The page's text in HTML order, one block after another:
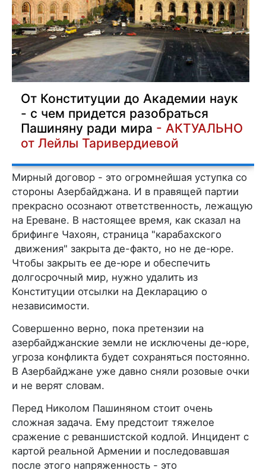
От Конституции до Академии наук
- с чем придется разобраться
Пашиняну ради мира - АКТУАЛЬНО
от Лейлы Таривердиевой
Мирный договор - это огромнейшая уступка со
стороны Азербайджана. И в правящей партии
прекрасно осознают ответственность, лежащую
на Ереване. В настоящее время, как сказал на
брифинге Чахоян, страница "карабахского
движения" закрыта де-факто, но не де-юре.
Чтобы закрыть ее де-юре и обеспечить
долгосрочный мир, нужно удалить из
Конституции отсылки на Декларацию о
независимости.
Совершенно верно, пока претензии на
азербайджанские земли не исключены де-юре,
угроза конфликта будет сохраняться постоянно.
В Азербайджане уже давно сняли розовые очки
и не верят словам.
Перед Николом Пашиняном стоит очень
сложная задача. Ему предстоит тяжелое
сражение с реваншистской кодлой. Инцидент с
картой реальной Армении и последовавшая
после этого напряженность - это